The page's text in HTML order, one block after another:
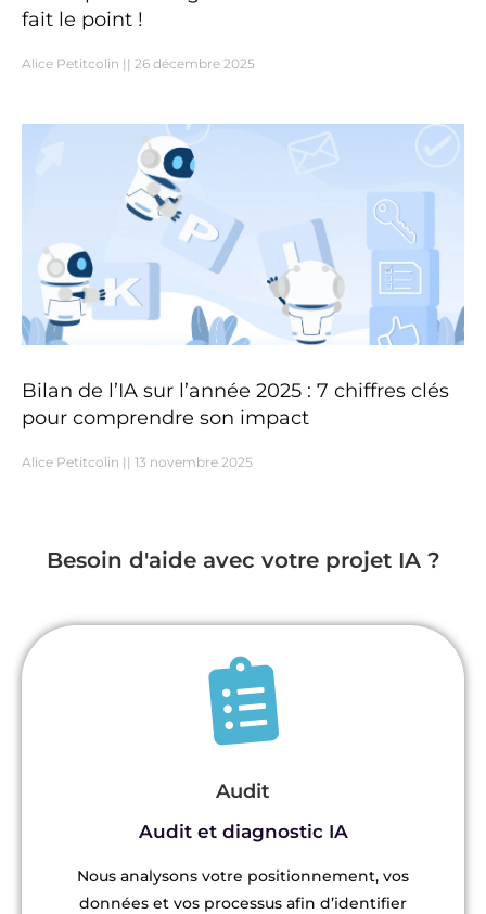
fait le point !
Alice Petitcolin 26 décembre 2025
Bilan de l’IA sur l’année 2025 : 7 chiffres clés
pour comprendre son impact
Alice Petitcolin 13 novembre 2025
Besoin d'aide avec votre projet IA ?
Audit
Audit et diagnostic IA
Nous analysons votre positionnement, vos
données et vos processus afin d’identifier